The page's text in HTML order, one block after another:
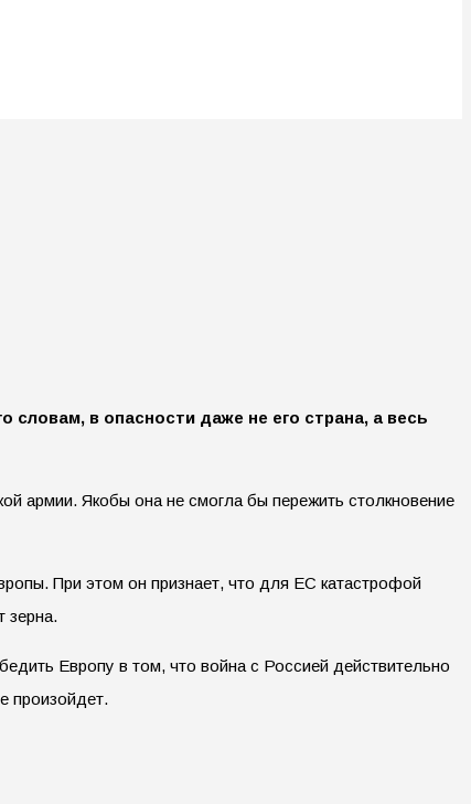
в опасности даже не его страна, а весь
армии. Якобы она не смогла бы пережить столкновение
При этом он признает, что для ЕС катастрофой
зерна.
Европу в том, что война с Россией действительно
произойдет.